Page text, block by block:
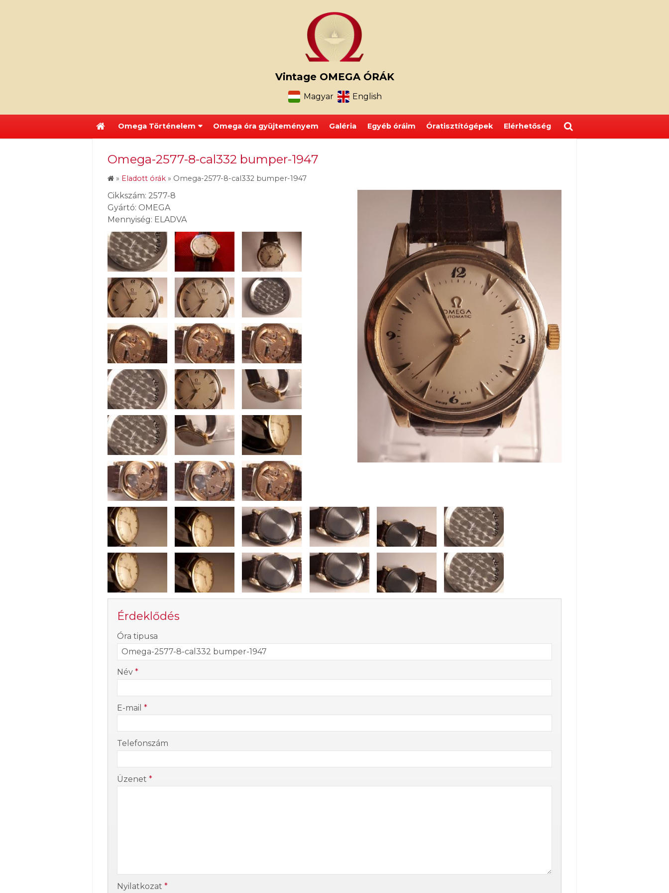
Vintage OMEGA ÓRÁK
Magyar English
Omega Történelem Omega óra gyüjteményem Galéria Egyéb óráim Óratisztítógépek Elérhetőség
Omega-2577-8-cal332 bumper-1947
» Eladott órák » Omega-2577-8-cal332 bumper-1947
Cikkszám: 2577-8
Gyártó: OMEGA
Mennyiség: ELADVA
Érdeklődés
-
Óra tipusa
Név *
E-mail *
Telefonszám
Üzenet *
Nyilatkozat *